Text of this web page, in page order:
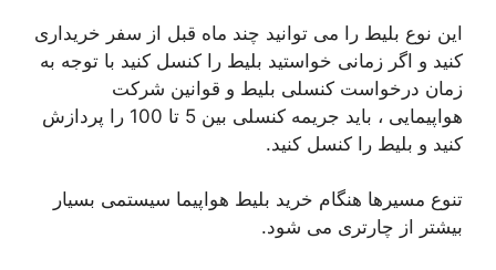
این نوع بلیط را می توانید چند ماه قبل از سفر خریداری
کنید و اگر زمانی خواستید بلیط را کنسل کنید با توجه به
زمان درخواست کنسلی بلیط و قوانین شرکت
هواپیمایی ، باید جریمه کنسلی بین 5 تا 100 را پردازش
کنید و بلیط را کنسل کنید.
تنوع مسیرها هنگام خرید بلیط هواپیما سیستمی بسیار
بیشتر از چارتری می شود.